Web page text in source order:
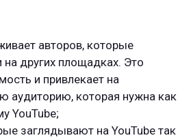
авторов, которые
других площадках. Это
и привлекает на
аудиторию, которая нужна как
YouTube;
заглядывают на YouTube так